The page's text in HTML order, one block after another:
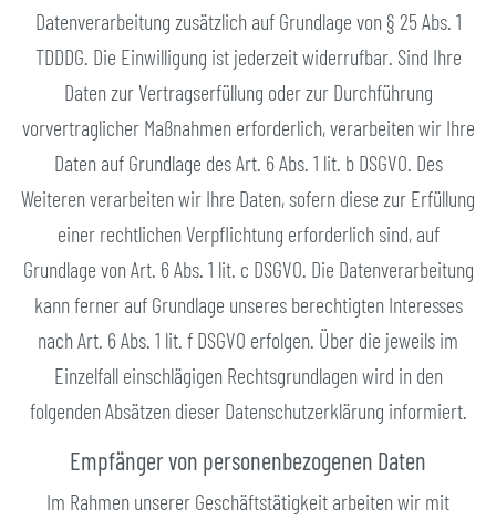
Datenverarbeitung zusätzlich auf Grundlage von § 25 Abs. 1
TDDDG. Die Einwilligung ist jederzeit widerrufbar. Sind Ihre
Daten zur Vertragserfüllung oder zur Durchführung
vorvertraglicher Maßnahmen erforderlich, verarbeiten wir Ihre
Daten auf Grundlage des Art. 6 Abs. 1 lit. b DSGVO. Des
Weiteren verarbeiten wir Ihre Daten, sofern diese zur Erfüllung
einer rechtlichen Verpflichtung erforderlich sind, auf
Grundlage von Art. 6 Abs. 1 lit. c DSGVO. Die Datenverarbeitung
kann ferner auf Grundlage unseres berechtigten Interesses
nach Art. 6 Abs. 1 lit. f DSGVO erfolgen. Über die jeweils im
Einzelfall einschlägigen Rechtsgrundlagen wird in den
folgenden Absätzen dieser Datenschutzerklärung informiert.
Empfänger von personenbezogenen Daten
Im Rahmen unserer Geschäftstätigkeit arbeiten wir mit